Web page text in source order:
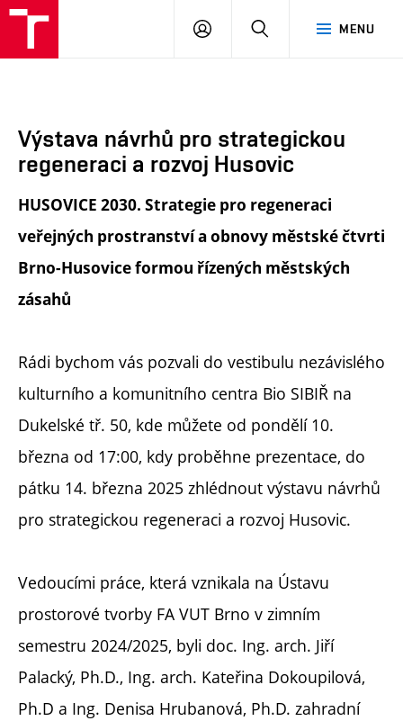
MENU
PŘIHLÁSIT
Výstava návrhů pro strategickou
regeneraci a rozvoj Husovic
HUSOVICE 2030. Strategie pro regeneraci
veřejných prostranství a obnovy městské čtvrti
Brno-Husovice formou řízených městských
zásahů
Rádi bychom vás pozvali do vestibulu nezávislého
kulturního a komunitního centra Bio SIBIŘ na
Dukelské tř. 50, kde můžete od pondělí 10.
března od 17:00, kdy proběhne prezentace, do
pátku 14. března 2025 zhlédnout výstavu návrhů
pro strategickou regeneraci a rozvoj Husovic.
Vedoucími práce, která vznikala na Ústavu
prostorové tvorby FA VUT Brno v zimním
semestru 2024/2025, byli doc. Ing. arch. Jiří
Palacký, Ph.D., Ing. arch. Kateřina Dokoupilová,
Ph.D a Ing. Denisa Hrubanová, Ph.D. zahradní